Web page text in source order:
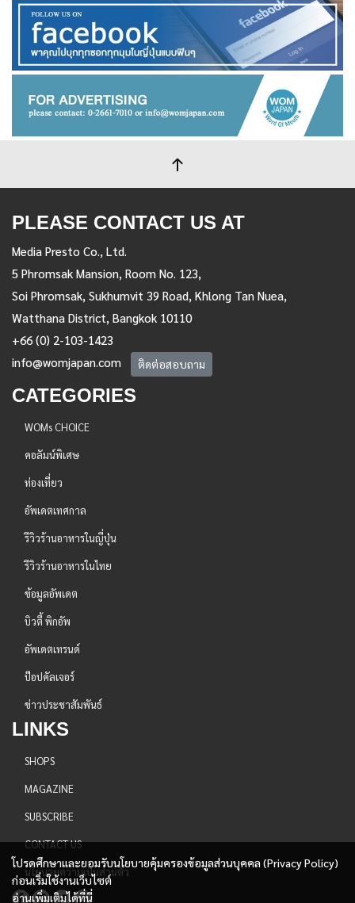
PLEASE CONTACT US AT
Media Presto Co., Ltd.
5 Phromsak Mansion, Room No. 123,
Soi Phromsak, Sukhumvit 39 Road, Khlong Tan Nuea,
Watthana District, Bangkok 10110
+66 (0) 2-103-1423
info@womjapan.com
ติดต่อสอบถาม
CATEGORIES
WOMs CHOICE
คอลัมน์พิเศษ
ท่องเที่ยว
อัพเดตเทศกาล
รีวิวร้านอาหารในญี่ปุ่น
รีวิวร้านอาหารในไทย
ข้อมูลอัพเดต
บิวตี้ พิกอัพ
อัพเดตเทรนด์
ป๊อปคัลเจอร์
ข่าวประชาสัมพันธ์
LINKS
SHOPS
MAGAZINE
SUBSCRIBE
CONTACT US
นโยบายความเป็นส่วนตัว
โปรดศึกษาและยอมรับนโยบายคุ้มครองข้อมูลส่วนบุคคล (Privacy Policy)
ก่อนเริ่มใช้งานเว็บไซต์
อ่านเพิ่มเติมได้ที่นี่